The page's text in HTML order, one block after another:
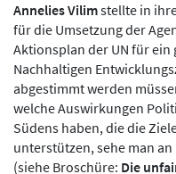
Annelies Vilimstellte in
für die Umsetzung der
Aktionsplan der UN für
Nachhaltigen
abgestimmt werden
welche Auswirkungen
Südens haben, die die
unterstützen, sehe man
(siehe Broschüre: Die